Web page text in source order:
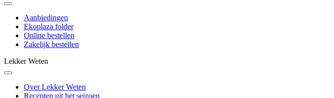
Aanbiedingen
Ekoplaza folder
Online bestellen
Zakelijk bestellen
Lekker Weten
Over Lekker Weten
Recepten uit het seizoen